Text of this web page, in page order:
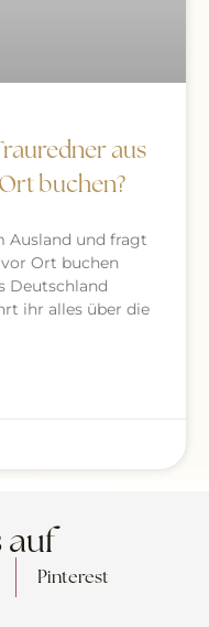
aus
buchen?
Ausland und fragt
Ort buchen
Deutschland
ihr alles über die
auf
Pinterest